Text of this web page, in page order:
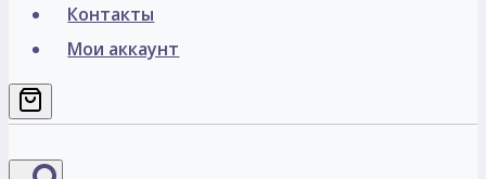
Контакты
Мои аккаунт